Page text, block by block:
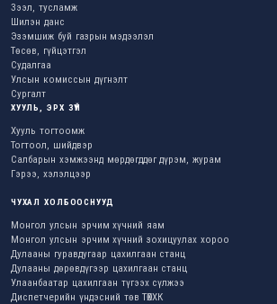
Зээл, тусламж
Шилэн данс
Эзэмшиж буй газрын мэдээлэл
Төсөв, гүйцэтгэл
Судалгаа
Улсын комиссын дүгнэлт
Сургалт
ХУУЛЬ, ЭРХ ЗҮЙ
Хууль тогтоомж
Тогтоол, шийдвэр
Салбарын хэмжээнд мөрдөгддөг дүрэм, журам
Гэрээ, хэлэлцээр
ЧУХАЛ ХОЛБООСНУУД
Монгол улсын эрчим хүчний яам
Монгол улсын эрчим хүчний зохицуулах хороо
Дулааны гуравдугаар цахилгаан станц
Дулааны дөрөвдүгээр цахилгаан станц
Улаанбаатар цахилгаан түгээх сүлжээ
Диспетчерийн үндэсний төв ТӨХХК